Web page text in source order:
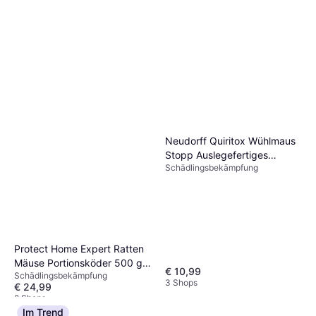
Protect Home Expert Ratten
Mäuse Portionsköder 500 g
Rot
Schädlingsbekämpfung
€ 24,99
2 Shops
Neudorff Quiritox Wühlmaus
Stopp Auslegefertiges
Fernhaltemittel 200 g
Schädlingsbekämpfung
€ 10,99
3 Shops
Im Trend